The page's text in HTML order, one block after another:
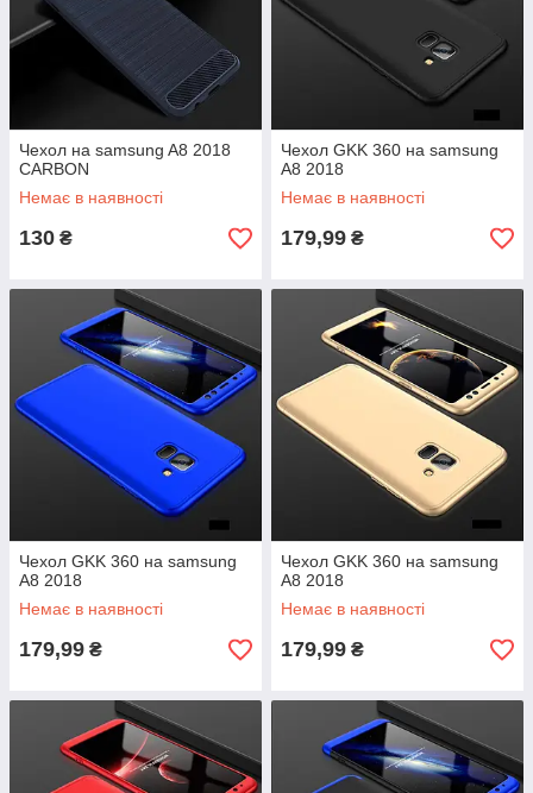
Чехол на samsung A8 2018
CARBON
Немає в наявності
130 ₴
Чехол GKK 360 на samsung
A8 2018
Немає в наявності
179,99 ₴
Чехол GKK 360 на samsung
A8 2018
Немає в наявності
179,99 ₴
Чехол GKK 360 на samsung
A8 2018
Немає в наявності
179,99 ₴